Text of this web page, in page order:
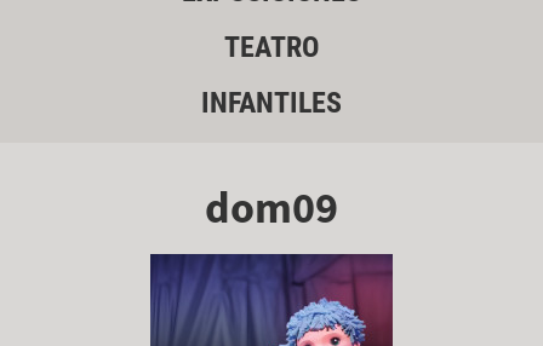
TEATRO
INFANTILES
dom09